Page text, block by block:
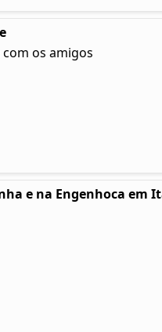
os amigos
e na Engenhoca em